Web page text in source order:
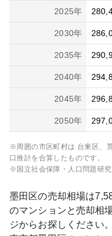
2025年
2030年
2035年
2040年
2045年
2050年
※周囲の市区町村は 台東区、
口推計を合算したものです。
※国立社会保障・人口問題研究
墨田区の売却相場は
のマンションと売却相
ジからお探しください。